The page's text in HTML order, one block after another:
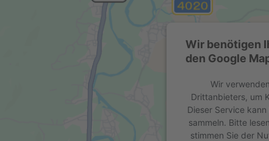
Wir benötigen
den Google
Wir
Drittanbieters, um
Dieser Service
sammeln. Bitte
stimmen Sie der